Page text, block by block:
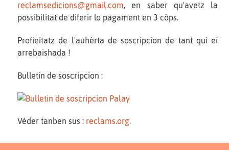
reclamsedicions@gmail.com, en saber qu'avetz la
possibilitat de diferir lo pagament en 3 còps.
Profieitatz de l'auhèrta de soscripcion de tant qui ei
arrebaishada !
Bulletin de soscripcion :
Véder tanben sus : reclams.org.